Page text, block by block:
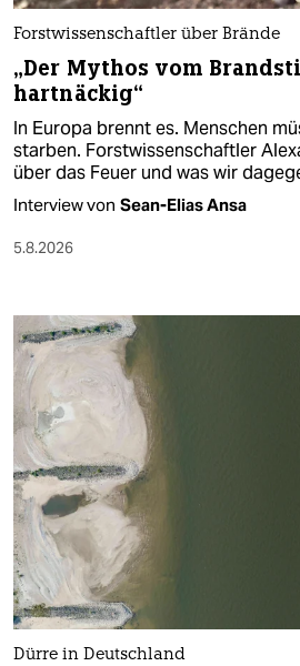
Forstwissenschaftler über Brände
„Der Mythos vom
hartnäckig“
In Europa brennt es. Menschen
starben. Forstwissenschaftler
über das Feuer und was wir
Interview von Sean-Elias Ansa
5.8.2026
Dürre in Deutschland